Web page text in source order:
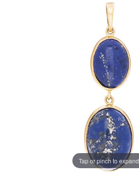
Tap or pinch to expand